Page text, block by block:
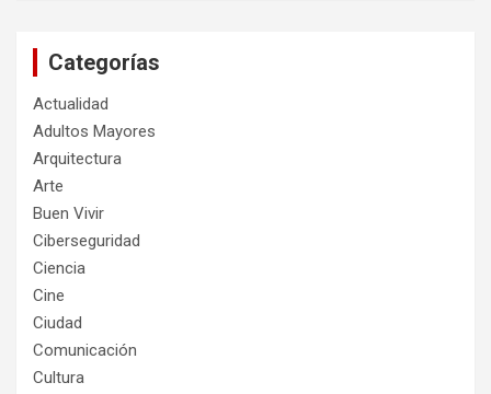
Categorías
Actualidad
Adultos Mayores
Arquitectura
Arte
Buen Vivir
Ciberseguridad
Ciencia
Cine
Ciudad
Comunicación
Cultura